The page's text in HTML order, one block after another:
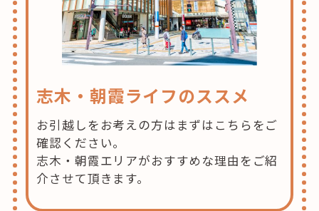
志木・朝霞ライフのススメ
お引越しをお考えの方はまずはこちらをご
確認ください。
志木・朝霞エリアがおすすめな理由をご紹
介させて頂きます。